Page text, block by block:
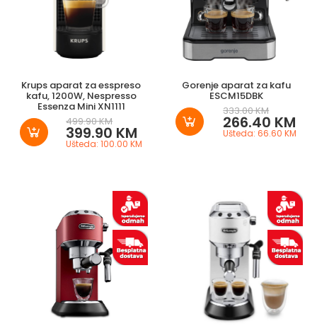
Krups aparat za esspreso
kafu, 1200W, Nespresso
Essenza Mini XN1111
499.90 KM
399.90 KM
Ušteda: 100.00 KM
Gorenje aparat za kafu
ESCM15DBK
333.00 KM
266.40 KM
Ušteda: 66.60 KM